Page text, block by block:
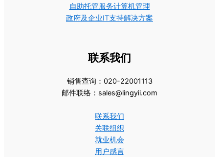
自助托管服务计算机管理
政府及企业IT支持解决方案
联系我们
销售查询：020-22001113
邮件联络：sales@lingyii.com
联系我们
关联组织
就业机会
用户感言